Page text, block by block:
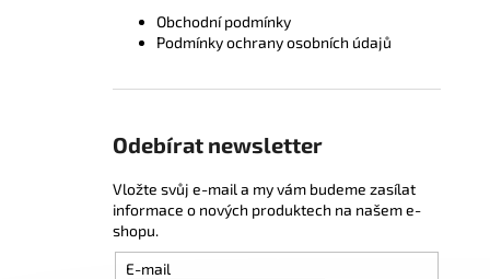
Obchodní podmínky
Podmínky ochrany osobních údajů
Odebírat newsletter
Vložte svůj e-mail a my vám budeme zasílat
informace o nových produktech na našem e-
shopu.
E-mail